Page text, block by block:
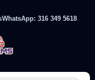
WhatsApp: 316 349 5618